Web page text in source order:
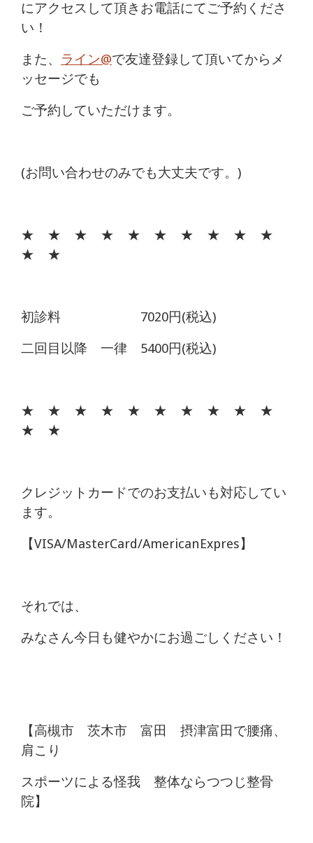
にアクセスして頂きお電話にてご予約くださ
い！
また、 ライン@で友達登録して頂いてからメ
ッセージでも
ご予約していただけます。
(お問い合わせのみでも大丈夫です。)
★ ★ ★ ★ ★ ★ ★ ★ ★ ★
★ ★
初診料 7020円(税込)
二回目以降 一律 5400円(税込)
★ ★ ★ ★ ★ ★ ★ ★ ★ ★
★ ★
クレジットカードでのお支払いも対応してい
ます。
【VISA/MasterCard/AmericanExpres】
それでは、
みなさん今日も健やかにお過ごしください！
【高槻市 茨木市 富田 摂津富田で腰痛、
肩こり
スポーツによる怪我 整体ならつつじ整骨
院】